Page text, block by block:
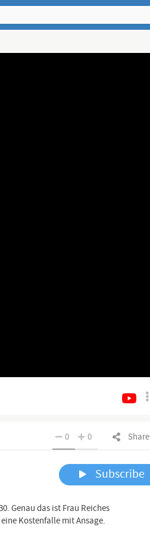
Share
0 0
Subscribe
Genau das ist Frau Reiches
Kostenfalle mit Ansage.